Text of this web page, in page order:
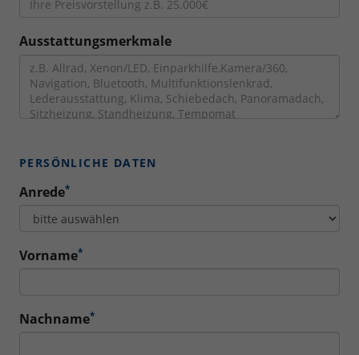
Ausstattungsmerkmale
PERSÖNLICHE DATEN
Anrede*
Vorname*
Nachname*